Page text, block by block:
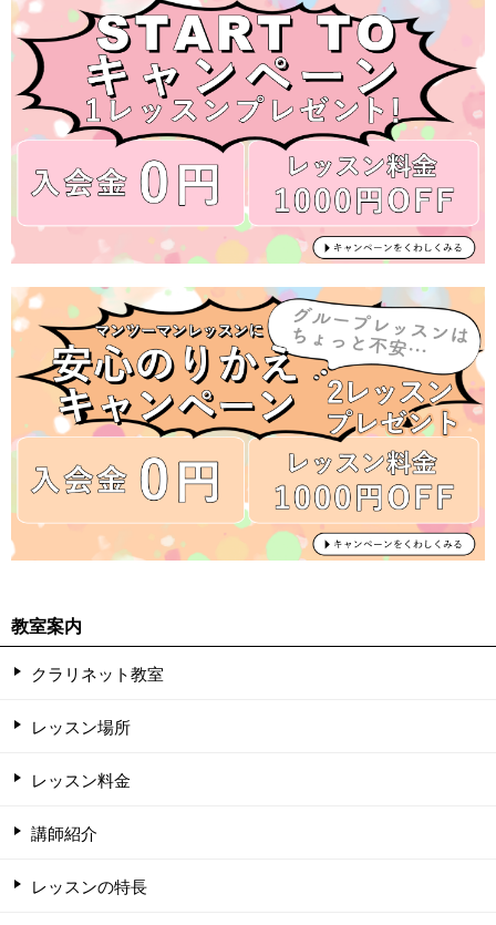
教室案内
クラリネット教室
レッスン場所
レッスン料金
講師紹介
レッスンの特長